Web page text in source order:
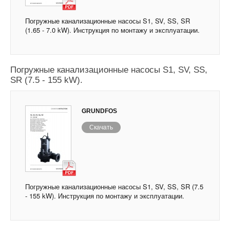
Погружные канализационные насосы S1, SV, SS, SR
(1.65 - 7.0 kW). Инструкция по монтажу и эксплуатации.
Погружные канализационные насосы S1, SV, SS,
SR (7.5 - 155 kW).
GRUNDFOS
Скачать
Погружные канализационные насосы S1, SV, SS, SR (7.5
- 155 kW). Инструкция по монтажу и эксплуатации.